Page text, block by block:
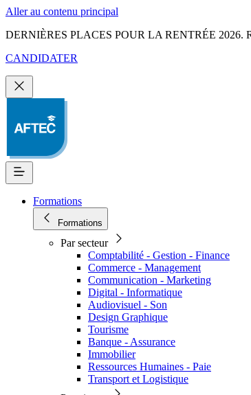
Aller au contenu principal
DERNIÈRES PLACES POUR LA RENTRÉE 2026.
CANDIDATER
Formations
Formations
Par secteur
Comptabilité - Gestion - Finance
Commerce - Management
Communication - Marketing
Digital - Informatique
Audiovisuel - Son
Design Graphique
Tourisme
Banque - Assurance
Immobilier
Ressources Humaines - Paie
Transport et Logistique